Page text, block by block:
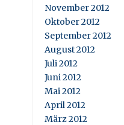
November 2012
Oktober 2012
September 2012
August 2012
Juli 2012
Juni 2012
Mai 2012
April 2012
März 2012